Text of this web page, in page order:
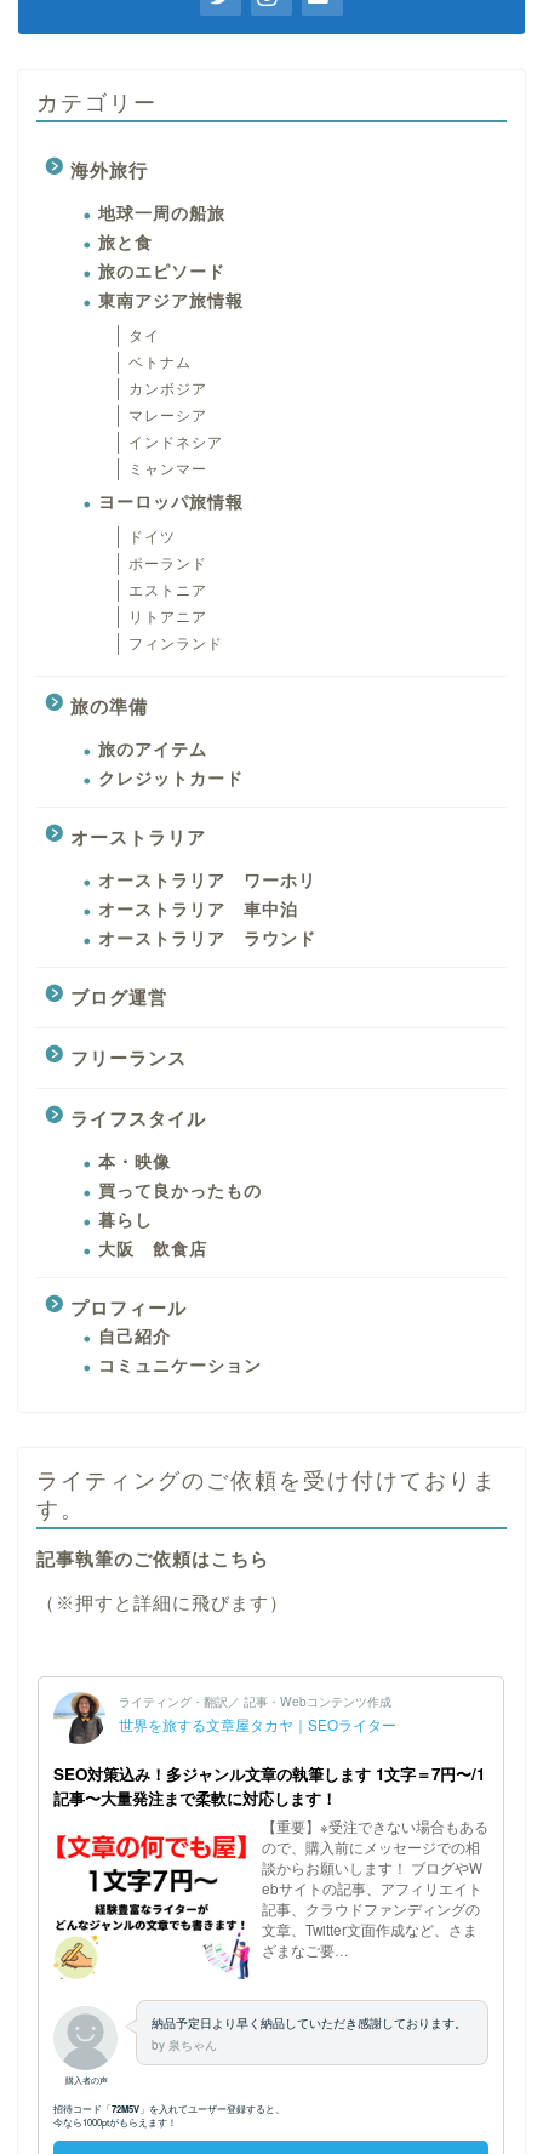
カテゴリー
海外旅行
地球一周の船旅
旅と食
旅のエピソード
東南アジア旅情報
タイ
ベトナム
カンボジア
マレーシア
インドネシア
ミャンマー
ヨーロッパ旅情報
ドイツ
ポーランド
エストニア
リトアニア
フィンランド
旅の準備
旅のアイテム
クレジットカード
オーストラリア
オーストラリア ワーホリ
オーストラリア 車中泊
オーストラリア ラウンド
ブログ運営
フリーランス
ライフスタイル
本・映像
買って良かったもの
暮らし
大阪 飲食店
プロフィール
自己紹介
コミュニケーション
ライティングのご依頼を受け付けておりま
す。
記事執筆のご依頼はこちら
（※押すと詳細に飛びます）
ホーム